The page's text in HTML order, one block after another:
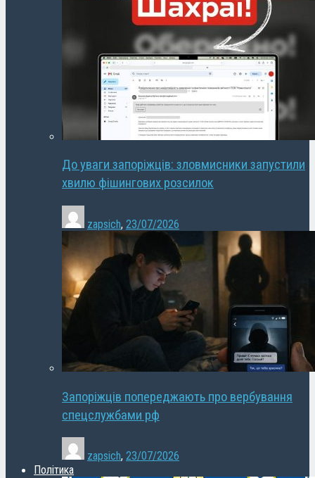
До уваги запоріжців: зловмисники запустили
хвилю фішингових розсилок
zapsich, 23/07/2026
Запоріжців попереджають про вербування
спецслужбами рф
zapsich, 23/07/2026
Політика